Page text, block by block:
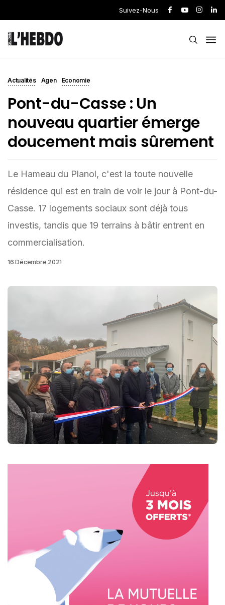
Suivez-Nous
Actualités Agen Economie
Pont-du-Casse : Un
nouveau quartier émerge
doucement mais sûrement
Le Hameau du Planol, c'est la toute nouvelle
résidence qui est en train de voir le jour à Pont-du-
Casse. 17 logements sociaux sont déjà tous
investis, tandis que 19 terrains à bâtir entrent en
commercialisation.
16 Décembre 2021